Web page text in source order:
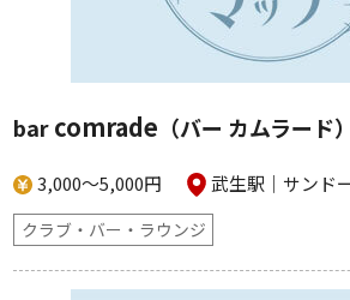
barcomrade （バー カムラード）
3,000～5,000円 武生駅 サンド
クラブ・バー・ラウンジ